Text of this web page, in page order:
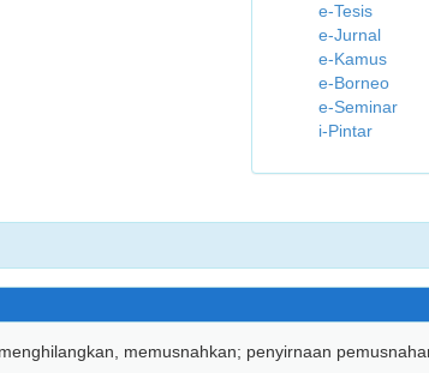
e-Tesis
e-Jurnal
e-Kamus
e-Borneo
e-Seminar
i-Pintar
memusnah­kan; penyirnaan